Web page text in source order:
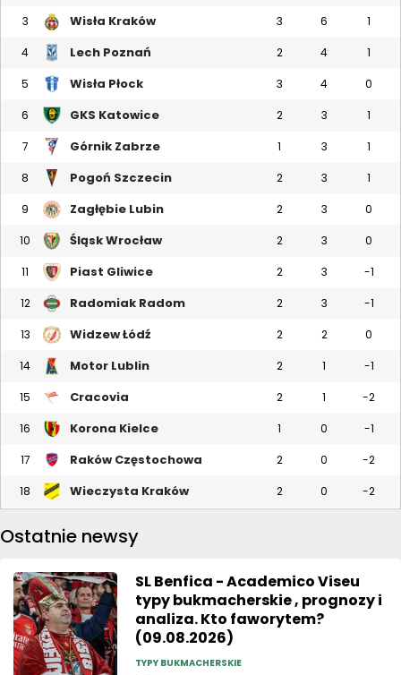
3 Wisła Kraków 3 6 1
4 Lech Poznań 2 4 1
5 Wisła Płock 3 4 0
6 GKS Katowice 2 3 1
7 Górnik Zabrze 1 3 1
8 Pogoń Szczecin 2 3 1
9 Zagłębie Lubin 2 3 0
10 Śląsk Wrocław 2 3 0
11 Piast Gliwice 2 3 -1
12 Radomiak Radom 2 3 -1
13 Widzew Łódź 2 2 0
14 Motor Lublin 2 1 -1
15 Cracovia 2 1 -2
16 Korona Kielce 1 0 -1
17 Raków Częstochowa 2 0 -2
18 Wieczysta Kraków 2 0 -2
Ostatnie newsy
SL Benfica - Academico Viseu
typy bukmacherskie , prognozy i
analiza. Kto faworytem?
(09.08.2026)
TYPY BUKMACHERSKIE